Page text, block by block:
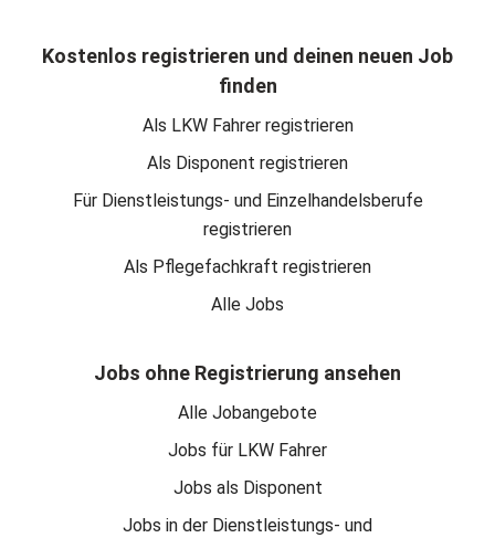
Kostenlos registrieren und deinen neuen Job
finden
Als LKW Fahrer registrieren
Als Disponent registrieren
Für Dienstleistungs- und Einzelhandelsberufe
registrieren
Als Pflegefachkraft registrieren
Alle Jobs
Jobs ohne Registrierung ansehen
Alle Jobangebote
Jobs für LKW Fahrer
Jobs als Disponent
Jobs in der Dienstleistungs- und